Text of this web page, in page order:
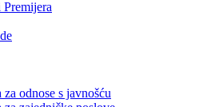
za boračka pitanja
za finansije